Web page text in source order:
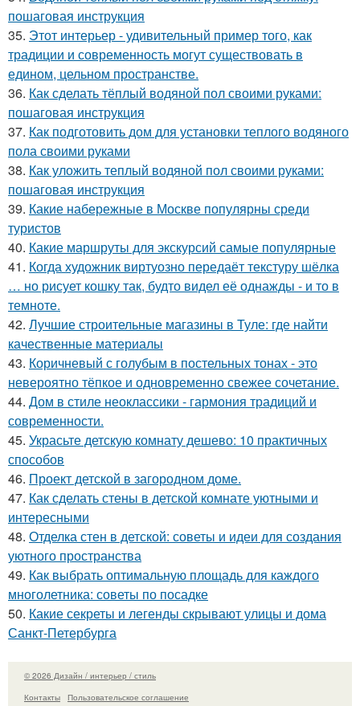
пошаговая инструкция
35. Этот интерьер - удивительный пример того, как
традиции и современность могут существовать в
едином, цельном пространстве.
36. Как сделать тёплый водяной пол своими руками:
пошаговая инструкция
37. Как подготовить дом для установки теплого водяного
пола своими руками
38. Как уложить теплый водяной пол своими руками:
пошаговая инструкция
39. Какие набережные в Москве популярны среди
туристов
40. Какие маршруты для экскурсий самые популярные
41. Когда художник виртуозно передаёт текстуру шёлка
… но рисует кошку так, будто видел её однажды - и то в
темноте.
42. Лучшие строительные магазины в Туле: где найти
качественные материалы
43. Коричневый с голубым в постельных тонах - это
невероятно тёпкое и одновременно свежее сочетание.
44. Дом в стиле неоклассики - гармония традиций и
современности.
45. Украсьте детскую комнату дешево: 10 практичных
способов
46. Проект детской в загородном доме.
47. Как сделать стены в детской комнате уютными и
интересными
48. Отделка стен в детской: советы и идеи для создания
уютного пространства
49. Как выбрать оптимальную площадь для каждого
многолетника: советы по посадке
50. Какие секреты и легенды скрывают улицы и дома
Санкт-Петербурга
© 2026 Дизайн / интерьер / стиль
Контакты
Пользовательское соглашение